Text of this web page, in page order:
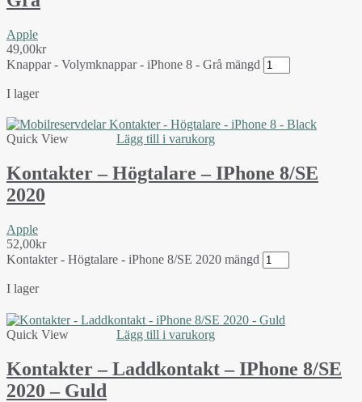
Apple
49,00kr
Knappar - Volymknappar - iPhone 8 - Grå mängd
I lager
Quick View Lägg till i varukorg
Kontakter – Högtalare – IPhone 8/SE
2020
Apple
52,00kr
Kontakter - Högtalare - iPhone 8/SE 2020 mängd
I lager
Quick View Lägg till i varukorg
Kontakter – Laddkontakt – IPhone 8/SE
2020 – Guld